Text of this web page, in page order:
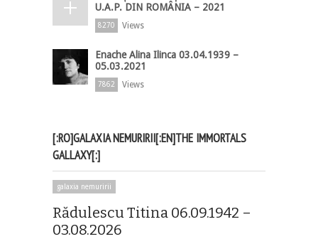
U.A.P. DIN ROMÂNIA – 2021
8270 Views
Enache Alina Ilinca 03.04.1939 –
05.03.2021
7862 Views
[:RO]GALAXIA NEMURIRII[:EN]THE IMMORTALS
GALLAXY[:]
galaxia nemuririi
Rădulescu Titina 06.09.1942 –
03.08.2026